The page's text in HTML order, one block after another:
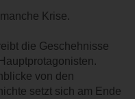
Krise.
die Geschehnisse
von den
setzt sich am Ende